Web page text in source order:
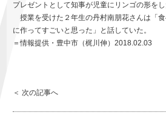
プレゼントとして知事が児童にリンゴの形をし
授業を受けた２年生の丹村南朋花さんは「
に作ってすごいと思った」と話していた。
＝情報提供・豊中市（梶川伸）2018.02.03
＜ 次の記事へ